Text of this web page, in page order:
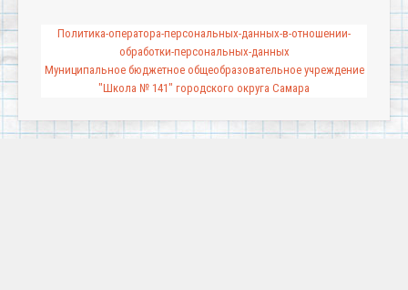
Политика-оператора-персональных-данных-в-отношении-
обработки-персональных-данных
Муниципальное бюджетное общеобразовательное учреждение
"Школа № 141" городского округа Самара